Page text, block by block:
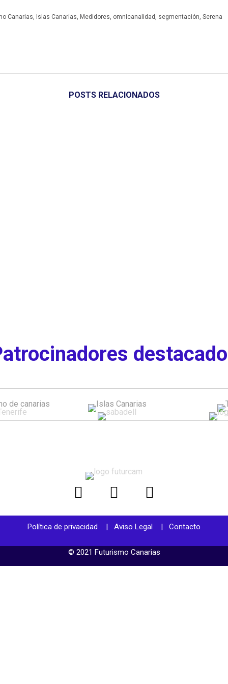
Canarias, Islas Canarias, Medidores, omnicanalidad , segmentación, Serena
POSTS RELACIONADOS
Política de privacidad | Aviso Legal | Contacto
© 2021 Futurismo Canarias